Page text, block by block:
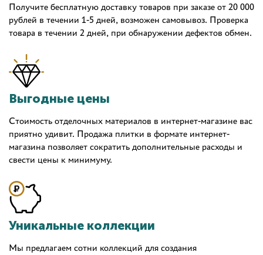
Получите бесплатную доставку товаров при заказе от 20 000
рублей в течении 1-5 дней, возможен самовывоз. Проверка
товара в течении 2 дней, при обнаружении дефектов обмен.
Выгодные цены
Стоимость отделочных материалов в интернет-магазине вас
приятно удивит. Продажа плитки в формате интернет-
магазина позволяет сократить дополнительные расходы и
свести цены к минимуму.
Уникальные коллекции
Мы предлагаем сотни коллекций для создания